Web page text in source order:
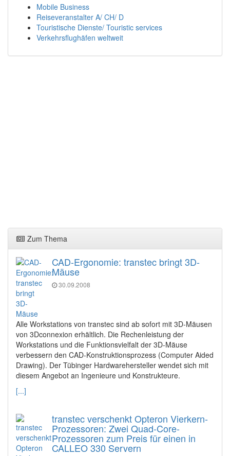
Mobile Business
Reiseveranstalter A/ CH/ D
Touristische Dienste/ Touristic services
Verkehrsflughäfen weltweit
Zum Thema
CAD-Ergonomie: transtec bringt 3D-
Mäuse
30.09.2008
Alle Workstations von transtec sind ab sofort mit 3D-Mäusen
von 3Dconnexion erhältlich. Die Rechenleistung der
Workstations und die Funktionsvielfalt der 3D-Mäuse
verbessern den CAD-Konstruktionsprozess (Computer Aided
Drawing). Der Tübinger Hardwarehersteller wendet sich mit
diesem Angebot an Ingenieure und Konstrukteure.
[...]
transtec verschenkt Opteron Vierkern-
Prozessoren: Zwei Quad-Core-
Prozessoren zum Preis für einen in
CALLEO 330 Servern